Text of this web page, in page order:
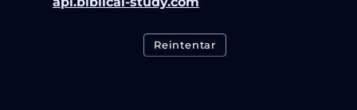
Reintentar